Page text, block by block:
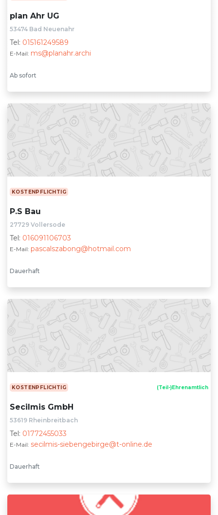
plan Ahr UG
53474 Bad Neuenahr
Tel: 015161249589
E-Mail: ms@planahr.archi
Ab sofort
KOSTENPFLICHTIG
P.S Bau
27729 Vollersode
Tel: 016091106703
E-Mail: pascalszabong@hotmail.com
Dauerhaft
KOSTENPFLICHTIG (Teil-)Ehrenamtlich
Secilmis GmbH
53619 Rheinbreitbach
Tel: 01772455033
E-Mail: secilmis-siebengebirge@t-online.de
Dauerhaft